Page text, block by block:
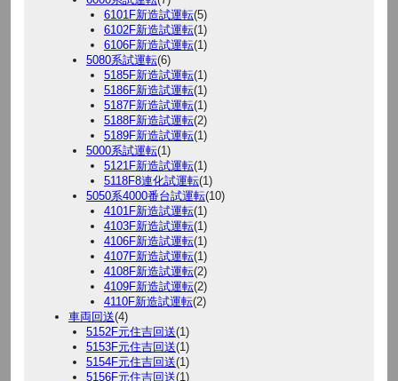
6101F新造試運転(5)
6102F新造試運転(1)
6106F新造試運転(1)
5080系試運転(6)
5185F新造試運転(1)
5186F新造試運転(1)
5187F新造試運転(1)
5188F新造試運転(2)
5189F新造試運転(1)
5000系試運転(1)
5121F新造試運転(1)
5118F8連化試運転(1)
5050系4000番台試運転(10)
4101F新造試運転(1)
4103F新造試運転(1)
4106F新造試運転(1)
4107F新造試運転(1)
4108F新造試運転(2)
4109F新造試運転(2)
4110F新造試運転(2)
車両回送(4)
5152F元住吉回送(1)
5153F元住吉回送(1)
5154F元住吉回送(1)
5156F元住吉回送(1)